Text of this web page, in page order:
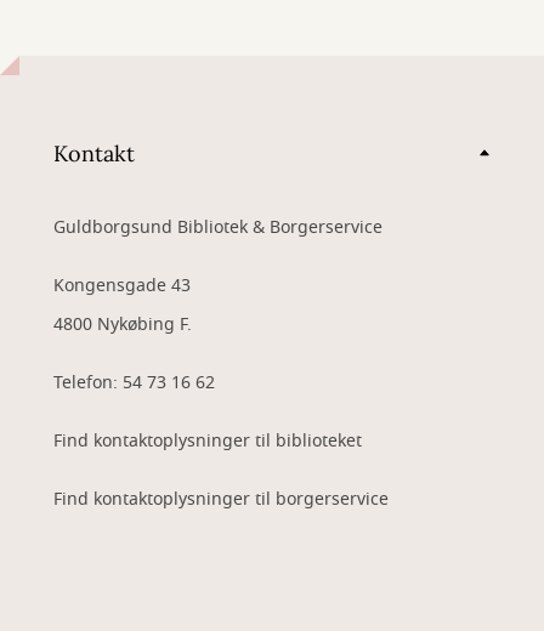
Kontakt
Guldborgsund Bibliotek & Borgerservice
Kongensgade 43
4800 Nykøbing F.
Telefon: 54 73 16 62
Find kontaktoplysninger til biblioteket
Find kontaktoplysninger til borgerservice